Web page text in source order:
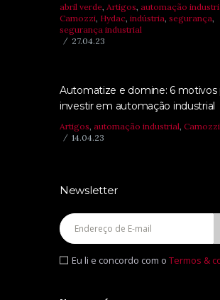
abril verde Artigos automação
Camozzi Hydac indústria segurança
segurança industrial
27.04.23
Automatize e domine: 6 motivos
investir em automação ​​industrial
Artigos, automação industrial, Camozzi
14.04.23
Newsletter
Eu li e concordo com o Termos &